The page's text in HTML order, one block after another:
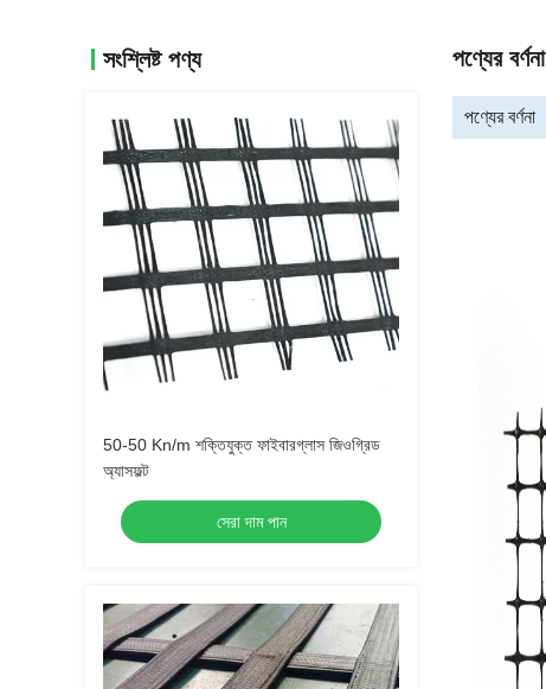
সংশ্লিষ্ট পণ্য
50-50 Kn/m শক্তিযুক্ত ফাইবারগ্লাস জিওগ্রিড
অ্যাসফল্ট
সেরা দাম পান
পণ্যের বর্ণনা
পণ্যের বর্ণনা